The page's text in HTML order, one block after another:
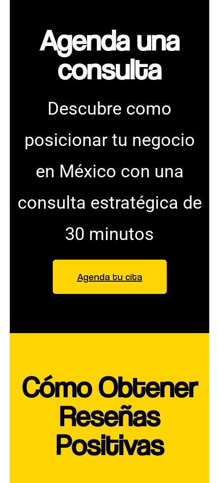
Agenda una
consulta​
Descubre como
posicionar tu negocio
en México con una
consulta estratégica de
30 minutos
Agenda tu cita
Cómo Obtener
Reseñas
Positivas